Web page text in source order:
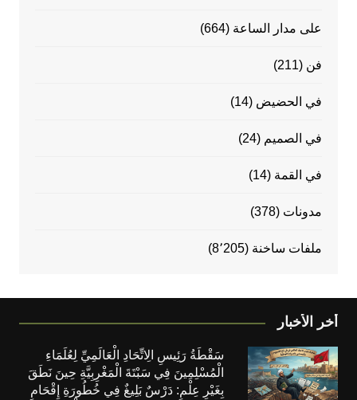
على مدار الساعة (664)
فن (211)
في الحضيض (14)
في الصميم (24)
في القمة (14)
مدونات (378)
ملفات ساخنة (8٬205)
أخر الأخبار
سَقْطَةُ رَئِيسِ الِاتِّحَادِ الْعَالَمِيِّ لِعُلَمَاءِ
الْمُسْلِمِينَ فِي سَبْتَةَ الْمَغْرِبِيَّةِ حِينَ نَطَقَ
بِغَيْرِ عِلْمٍ: دَرْسٌ بَلِيغٌ فِي خُطُورَةِ إِقْحَامِ